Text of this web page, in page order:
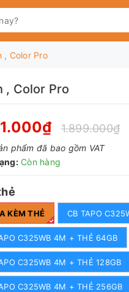
, Color Pro
, Color Pro
1.899.000₫
phẩm đã bao gồm VAT
Còn hàng
KÈM THẺ CB TAPO
C325WB 4M + THẺ 64GB
C325WB 4M + THẺ 128GB
C325WB 4M + THẺ 256GB